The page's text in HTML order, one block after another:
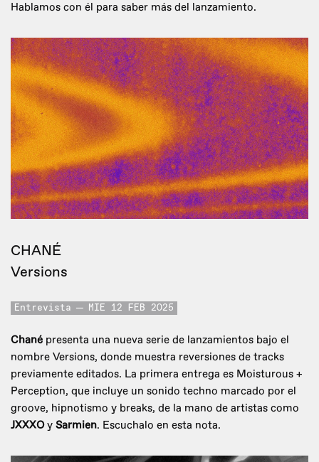
Hablamos con él para saber más del lanzamiento.
CHANÉ
Versions
Entrevista MIE 12 FEB 2025
Chané presenta una nueva serie de lanzamientos bajo el
nombre Versions, donde muestra reversiones de tracks
previamente editados. La primera entrega es Moisturous +
Perception, que incluye un sonido techno marcado por el
groove, hipnotismo y breaks, de la mano de artistas como
JXXXOy Sarmien. Escuchalo en esta nota.